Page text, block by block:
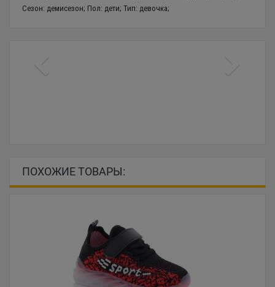
Сезон: демисезон; Пол: дети; Тип: девочка;
ПОХОЖИЕ ТОВАРЫ: